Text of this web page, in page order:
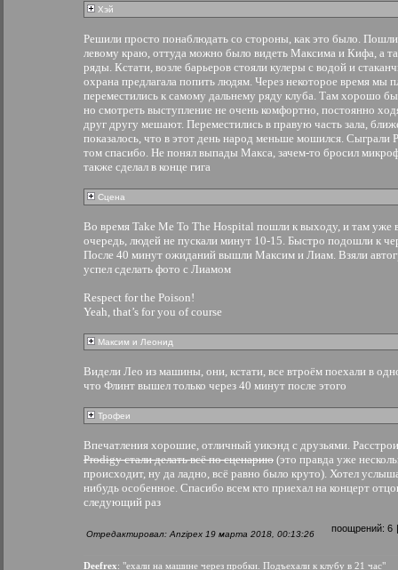
Хэй
Решили просто понаблюдать со стороны, как это было.
левому краю, оттуда можно было видеть Максима и Кифа, а
ряды. Кстати, возле барьеров стояли кулеры с водой и
охрана предлагала попить людям. Через некоторое время мы
переместились к самому дальнему ряду клуба. Там хорошо
но смотреть выступление не очень комфортно, постоянно
друг другу мешают. Переместились в правую часть зала,
показалось, что в этот день народ меньше мошился. Сыграли
том спасибо. Не понял выпады Макса, зачем-то бросил
также сделал в конце гига
Сцена
Во время Take Me To The Hospital пошли к выходу, и там уже
очередь, людей не пускали минут 10-15. Быстро подошли к
После 40 минут ожиданий вышли Максим и Лиам. Взяли
успел сделать фото с Лиамом
Respect for the Poison!
Yeah, that’s for you of course
Максим и Леонид
Видели Лео из машины, они, кстати, все втроём поехали в
что Флинт вышел только через 40 минут после этого
Трофеи
Впечатления хорошие, отличный уикэнд с друзьями.
Prodigy стали делать всё по сценарию (это правда уже
происходит, ну да ладно, всё равно было круто). Хотел
нибудь особенное. Спасибо всем кто приехал на концерт
следующий раз
Отредактировал: Anzipex 19 марта 2018, 00:13:26
поощрений: 6 |
Deefrex: "ехали на машине через пробки. Подъехали к клубу в 21 час"